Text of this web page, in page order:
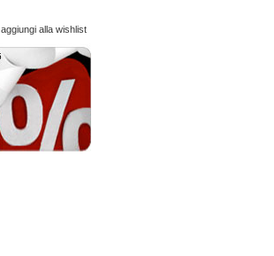
aggiungi alla wishlist